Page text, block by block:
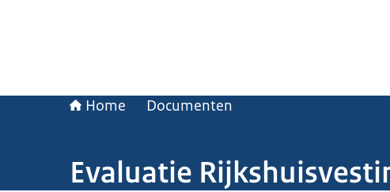
Home Documenten
Evaluatie